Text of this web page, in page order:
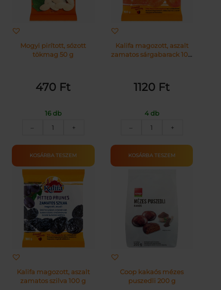
Mogyi pirított, sózott
tökmag 50 g
470 Ft
16 db
–
MOGYI
PIRÍTOTT
TÖKMAG
mennyiség
+
KOSÁRBA TESZEM
Kalifa magozott, aszalt
zamatos sárgabarack 100
1120 Ft
4 db
–
KALIFA
SÁRGABARACK
100G
+
KOSÁRBA TESZEM
Kalifa magozott, aszalt
zamatos szilva 100 g
Coop kakaós mézes
puszedli 200 g